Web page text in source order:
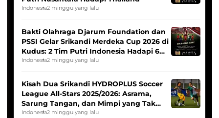
Indonesia2 minggu yang lalu
Bakti Olahraga Djarum Foundation dan
PSSI Gelar Srikandi Merdeka Cup 2026 di
Kudus: 2 Tim Putri Indonesia Hadapi 6
Tim Asia
Indonesia2 minggu yang lalu
Kisah Dua Srikandi HYDROPLUS Soccer
League All-Stars 2025/2026: Asrama,
Sarung Tangan, dan Mimpi yang Tak
Pernah Padam
Indonesia2 minggu yang lalu